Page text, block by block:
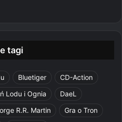
tagi
Bluetiger
CD-Action
Lodu i Ognia
DaeL
R.R. Martin
Gra o Tron